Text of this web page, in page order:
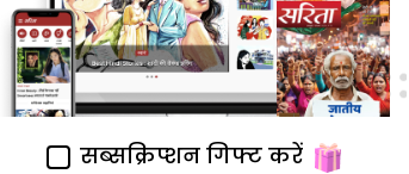
सब्सक्रिप्शन गिफ्ट करें